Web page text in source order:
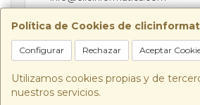
Política de Cookies de
Configurar Rechazar Aceptar
Utilizamos cookies propias y de
nuestros servicios.
Horario
De lunes a viernes 9:00-13:30/16:00-
10:00-13:00